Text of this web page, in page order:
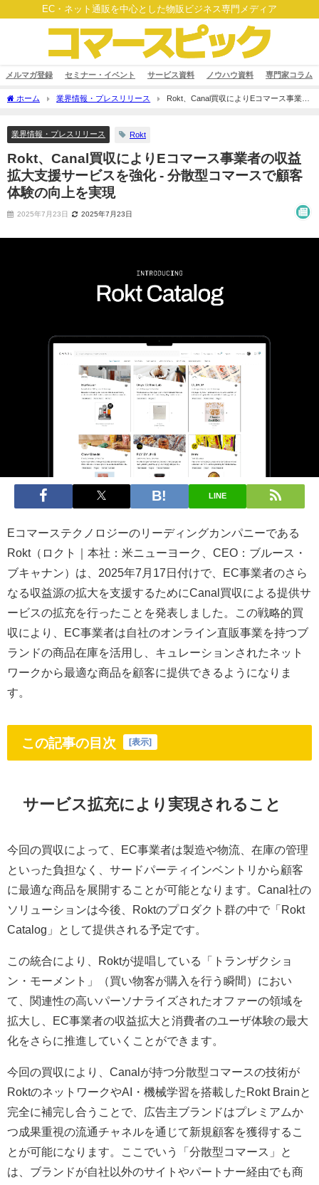
EC・ネット通販を中心とした物販ビジネス専門メディア
メルマガ登録 セミナー・イベント サービス資料 ノウハウ資料 専門家コラム
ホーム 業界情報・プレスリリース
Rokt、Canal買収によりEコマース事業者
業界情報・プレスリリース Rokt
Rokt、Canal買収によりEコマース事業者の収益
拡大支援サービスを強化 - 分散型コマースで顧客
体験の向上を実現
2025年7月23日 2025年7月23日
LINE
Eコマーステクノロジーのリーディングカンパニーである
Rokt（ロクト｜本社：米ニューヨーク、CEO：ブルース・
ブキャナン）は、2025年7月17日付けで、EC事業者のさら
なる収益源の拡大を支援するためにCanal買収による提供サ
ービスの拡充を行ったことを発表しました。この戦略的買
収により、EC事業者は自社のオンライン直販事業を持つブ
ランドの商品在庫を活用し、キュレーションされたネット
ワークから最適な商品を顧客に提供できるようになりま
す。
この記事の目次 [表示]
サービス拡充により実現されること
今回の買収によって、EC事業者は製造や物流、在庫の管理
といった負担なく、サードパーティインベントリから顧客
に最適な商品を展開することが可能となります。Canal社の
ソリューションは今後、Roktのプロダクト群の中で「Rokt
Catalog」として提供される予定です。
この統合により、Roktが提唱している「トランザクショ
ン・モーメント」（買い物客が購入を行う瞬間）におい
て、関連性の高いパーソナライズされたオファーの領域を
拡大し、EC事業者の収益拡大と消費者のユーザ体験の最大
化をさらに推進していくことができます。
今回の買収により、Canalが持つ分散型コマースの技術が
RoktのネットワークやAI・機械学習を搭載したRokt Brainと
完全に補完し合うことで、広告主ブランドはプレミアムか
つ成果重視の流通チャネルを通じて新規顧客を獲得するこ
とが可能になります。ここでいう「分散型コマース」と
は、ブランドが自社以外のサイトやパートナー経由でも商